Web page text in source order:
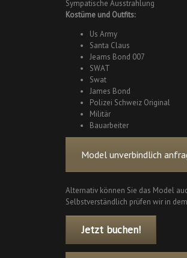
Sympatische Ausstrahlung
Kostüme und Outfits:
Us Army
Santa Claus
Jeams Bond 007
SWAT
Swat
James Bond
Polizei Schweiz Original
Militär
Bauarbeiter
Model unverbindlich
Alternativ können Sie das Model
Selbstverständlich prüfen wir in
Jetzt buchen!